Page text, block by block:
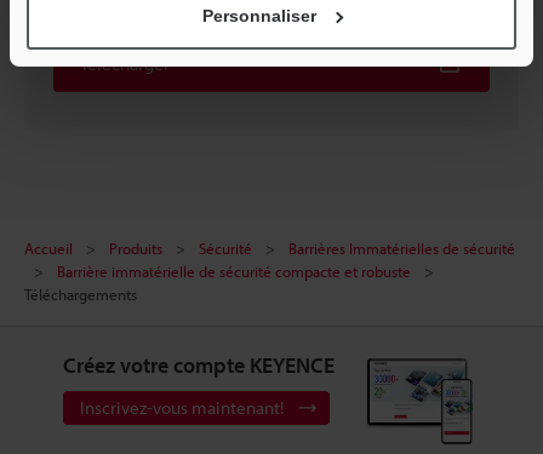
Personnaliser
Télécharger
Accueil Produits Sécurité
Barrières Immatérielles de sécurité
Barrière immatérielle de sécurité compacte et robuste
Téléchargements
Créez votre compte KEYENCE
Inscrivez-vous maintenant!